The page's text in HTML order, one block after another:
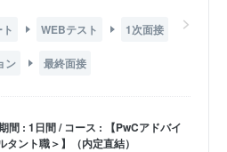
WEBテスト 1次面接
ン 最終面接
間 : 1日間 / コース : 【PwCアドバイ
ント職＞】（内定直結）